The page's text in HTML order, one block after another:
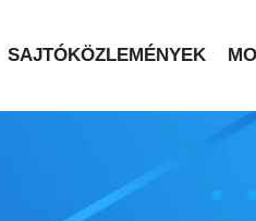
SAJTÓKÖZLEMÉNYEK